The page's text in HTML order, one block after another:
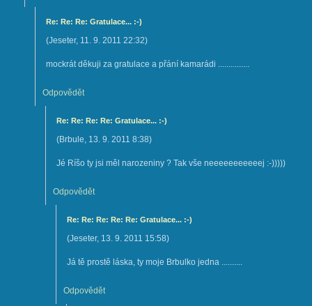
Re: Re: Re: Gratulace... :-)
(Jeseter, 11. 9. 2011 22:32)
mockrát děkuji za gratulace a přání kamarádi ...............
Odpovědět
Re: Re: Re: Re: Gratulace... :-)
(Brbule, 13. 9. 2011 8:38)
Jé Ríšo ty jsi měl narozeniny ? Tak vše neeeeeeeeeeej :-)))))
Odpovědět
Re: Re: Re: Re: Re: Gratulace... :-)
(Jeseter, 13. 9. 2011 15:58)
Já tě prostě láska, ty moje Brbulko jedna ..........
Odpovědět